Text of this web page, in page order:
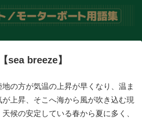
sea breeze】
の方が気温の上昇が早くなり、温ま
上昇、そこへ海から風が吹き込む現
候の安定している春から夏に多く、